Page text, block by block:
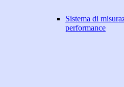
Sistema di
performance